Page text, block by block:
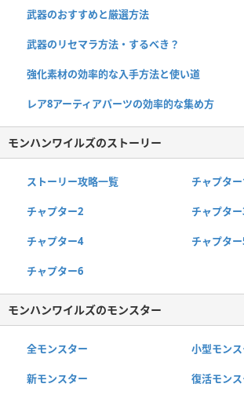
武器のおすすめと厳選方法
武器のリセマラ方法・するべき？
強化素材の効率的な入手方法と使い道
レア8アーティアパーツの効率的な集め方
モンハンワイルズのストーリー
ストーリー攻略一覧 チャプター
チャプター2 チャプタ
チャプター4 チャプタ
チャプター6
モンハンワイルズのモンスター
全モンスター 小型モン
新モンスター 復活モン